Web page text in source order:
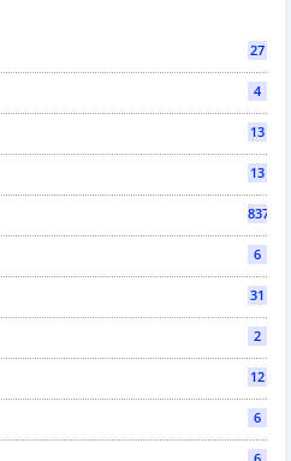
27
4
13
13
837
6
31
2
12
6